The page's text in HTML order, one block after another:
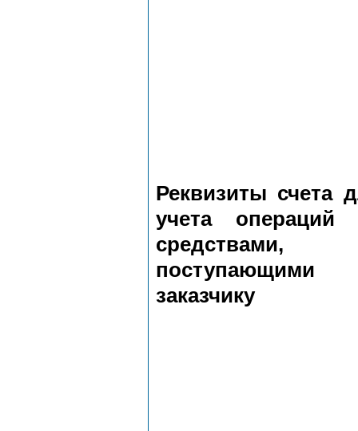
Реквизиты счета
учета операций
средствами,
поступающими
заказчику